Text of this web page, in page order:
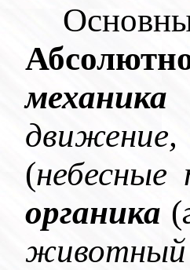
механика
(
органика (
животный